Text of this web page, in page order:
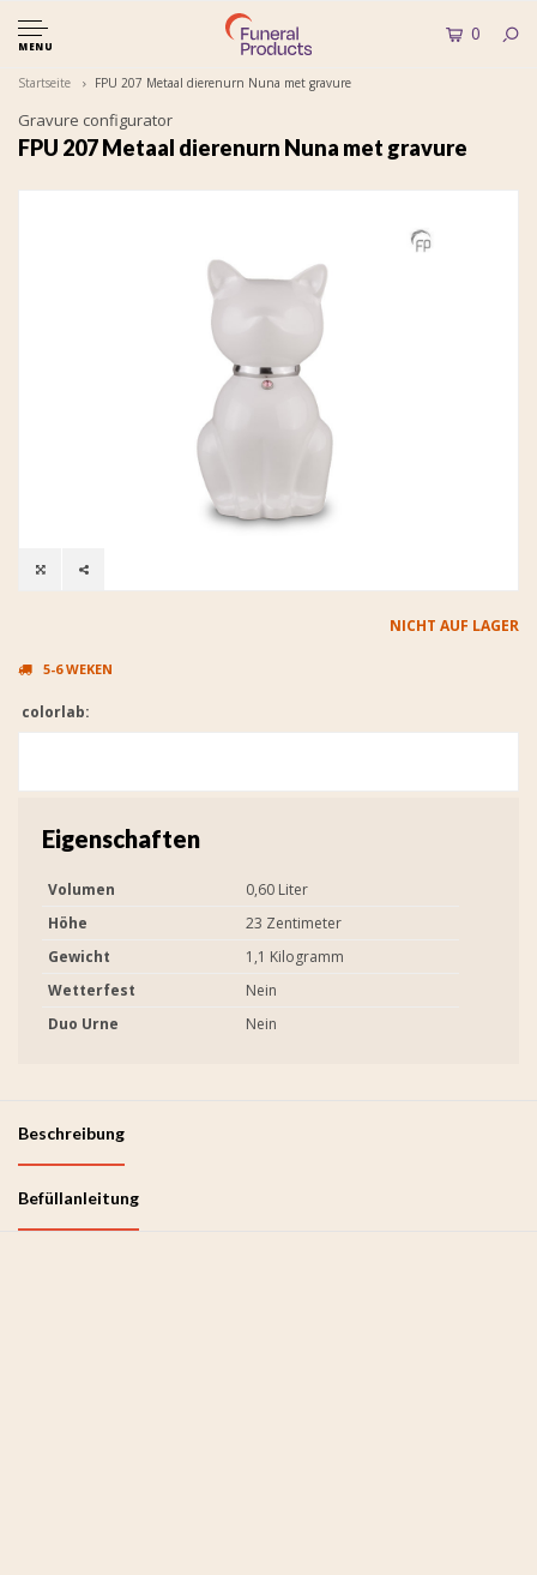
MENU
0
Startseite FPU 207 Metaal dierenurn Nuna met gravure
Gravure configurator
FPU 207 Metaal dierenurn Nuna met gravure
NICHT AUF LAGER
5-6 WEKEN
colorlab:
Eigenschaften
Volumen
0,60 Liter
Höhe
23 Zentimeter
Gewicht
1,1 Kilogramm
Wetterfest
Nein
Duo Urne
Nein
Beschreibung
Befüllanleitung